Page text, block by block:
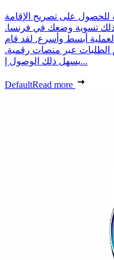
على تصريح الإقامة
تسوية وضعك في فرنسا.
أبسط وأسرع. لقد قام
الطلبات عبر منصات رقمية.
يسهل ذلك الوصول إ...
DefaultRead more